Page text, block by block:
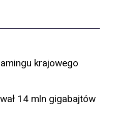
krajowego
14 mln gigabajtów